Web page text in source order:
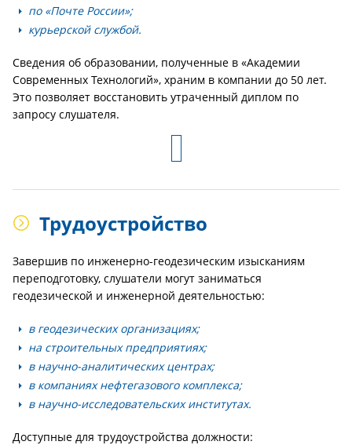
по «Почте России»;
курьерской службой.
Сведения об образовании, полученные в «Академии
Современных Технологий», храним в компании до 50 лет.
Это позволяет восстановить утраченный диплом по
запросу слушателя.
Трудоустройство
Завершив по инженерно-геодезическим изысканиям
переподготовку, слушатели могут заниматься
геодезической и инженерной деятельностью:
в геодезических организациях;
на строительных предприятиях;
в научно-аналитических центрах;
в компаниях нефтегазового комплекса;
в научно-исследовательских институтах.
Доступные для трудоустройства должности: